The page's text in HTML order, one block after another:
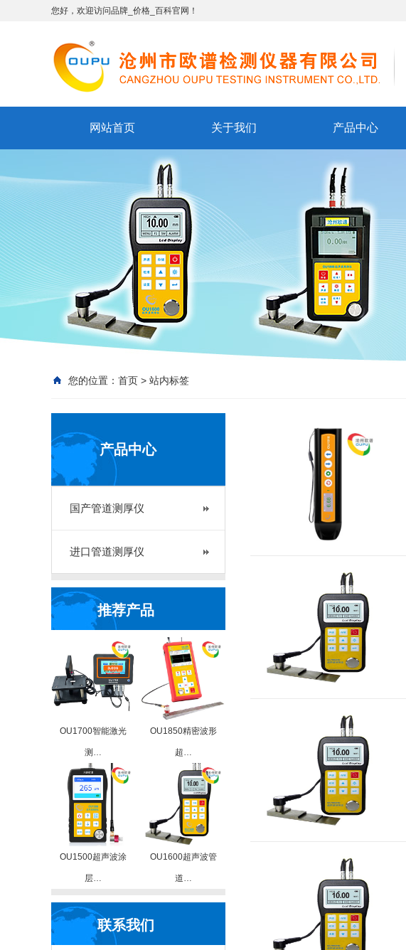
您好，欢迎访问品牌_价格_百科官网！
网站首页 关于我们 产品中心
您的位置： 首页 > 站内标签
产品中心
国产管道测厚仪
进口管道测厚仪
推荐产品
OU1700智能激光
测…
OU1850精密波形
超…
OU1500超声波涂
层…
OU1600超声波管
道…
联系我们